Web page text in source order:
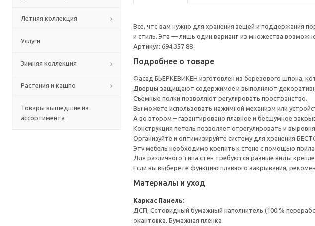
Летняя коллекция
Услуги
Зимняя коллекция
Растения и кашпо
Товары вышедшие из
ассортимента
Все, что вам нужно для хранения вещей и поддержания
и стиль. Эта — лишь один вариант из множества
Артикул: 694.357.88
Подробнее о товаре
Фасад БЬЁРКЁВИКЕН изготовлен из березового шпона,
Дверцы защищают содержимое и выполняют
Съемные полки позволяют регулировать пространство.
Вы можете использовать нажимной механизм или
А во втором – гарантировано плавное и бесшумное
Конструкция петель позволяет отрегулировать и
Организуйте и оптимизируйте систему для хранения
Эту мебель необходимо крепить к стене с помощью
Для различного типа стен требуются разные виды
Если вы выберете функцию плавного закрывания,
Материалы и уход
Каркас Панель:
ДСП, Сотовидный бумажный наполнитель (100 %
окантовка, Бумажная пленка